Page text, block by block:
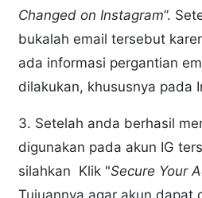
Changed on Instagram”.
bukalah email tersebut
ada informasi pergantian
dilakukan, khususnya pada
3. Setelah anda berhasil
digunakan pada akun IG
silahkan Klik "Secure Your
Tujuannya agar akun dapat